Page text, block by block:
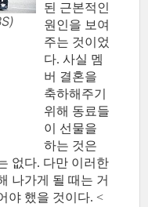
된 근본적인
원인을 보여
주는 것이었
다. 사실 멤
버 결혼을
축하해주기
위해 동료들
이 선물을
하는 것은
없다. 다만 이러한
나가게 될 때는 거
야 했을 것이다. <